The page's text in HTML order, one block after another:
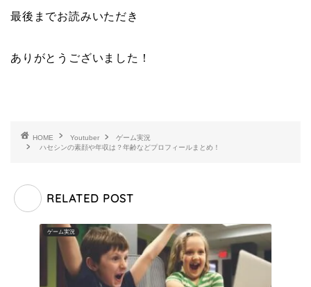
最後までお読みいただき
ありがとうございました！
HOME Youtuber
ゲーム実況
ハセシンの素顔や年収は？年齢などプロフィールまとめ！
RELATED POST
ゲーム実況